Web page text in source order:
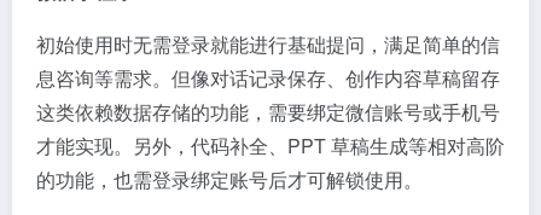
初始使用时无需登录就能进行基础提问，满足简单的信
息咨询等需求。但像对话记录保存、创作内容草稿留存
这类依赖数据存储的功能，需要绑定微信账号或手机号
才能实现。另外，代码补全、PPT 草稿生成等相对高阶
的功能，也需登录绑定账号后才可解锁使用。